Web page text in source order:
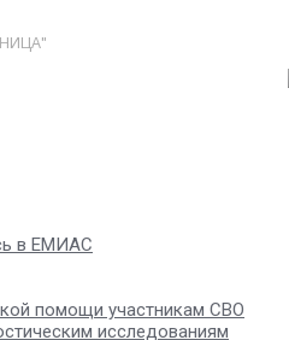
в ЕМИАС
помощи участникам СВО
исследованиям